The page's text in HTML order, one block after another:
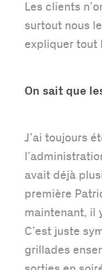
Les clients
surtout nous
expliquer tout
On sait que
J’ai toujours
avait déjà
première
maintenant, il
C’est juste
grillades